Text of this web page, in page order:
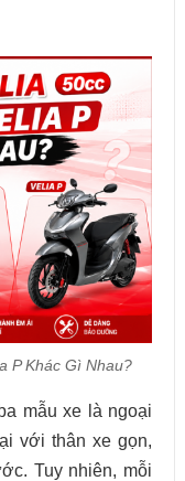
P Khác Gì Nhau?
mẫu xe là ngoại
với thân xe gọn,
Tuy nhiên, mỗi